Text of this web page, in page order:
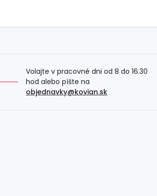
Volajte v pracovné dni od 8 do 16.30
hod alebo píšte na
objednavky@kovian.sk